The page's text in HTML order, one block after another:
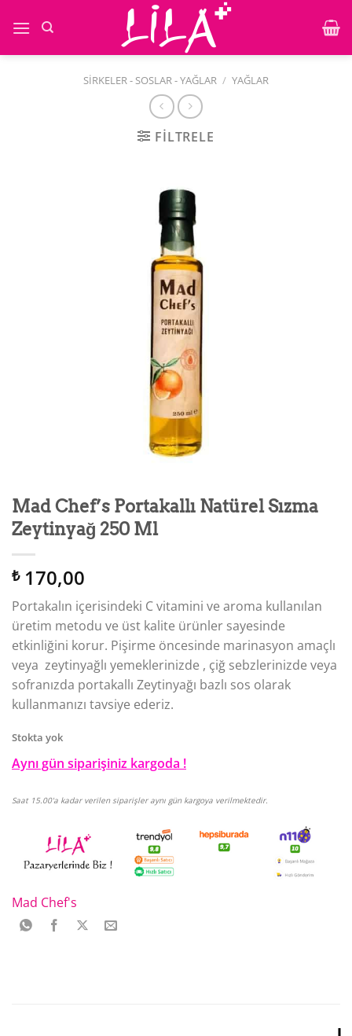
atla
SIRKELER - SOSLAR - YAĞLAR / YAĞLAR
FILTRELE
Mad Chef’s Portakallı Natürel Sızma
Zeytinyağ 250 Ml
₺170,00
Portakalın içerisindeki C vitamini ve aroma kullanılan
üretim metodu ve üst kalite ürünler sayesinde
etkinliğini korur. Pişirme öncesinde marinasyon amaçlı
veya zeytinyağlı yemeklerinizde , çiğ sebzlerinizde veya
sofranızda portakallı Zeytinyağı bazlı sos olarak
kullanmanızı tavsiye ederiz.
Stokta yok
Aynı gün siparişiniz kargoda !
Saat 15.00'a kadar verilen siparişler aynı gün kargoya verilmektedir.
Mad Chef's